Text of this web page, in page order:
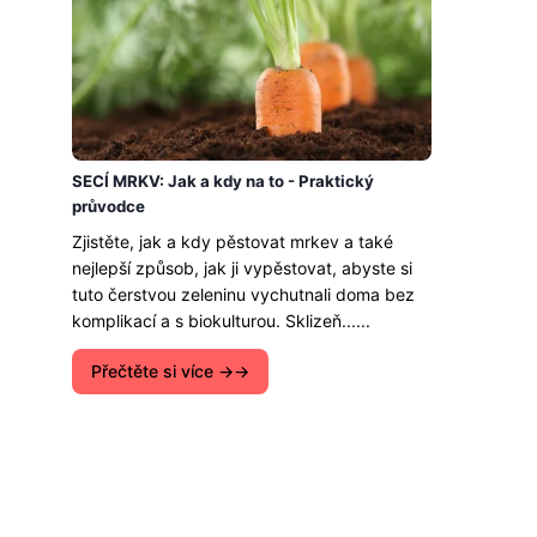
SECÍ MRKV: Jak a kdy na to - Praktický
průvodce
Zjistěte, jak a kdy pěstovat mrkev a také
nejlepší způsob, jak ji vypěstovat, abyste si
tuto čerstvou zeleninu vychutnali doma bez
komplikací a s biokulturou. Sklizeň......
Přečtěte si více →